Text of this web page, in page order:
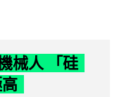
械人 「硅